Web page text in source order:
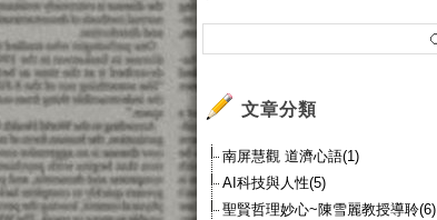
文章分類
南屏慧觀 道濟心語(1)
AI科技與人性(5)
聖賢哲理妙心~陳雪麗教授導聆(6)